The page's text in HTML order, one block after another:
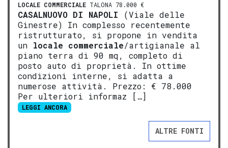
LOCALE COMMERCIALE TALONA 78.000 €
CASALNUOVO DI NAPOLI (Viale delle
Ginestre) In complesso recentemente
ristrutturato, si propone in vendita
un locale commerciale/artigianale al
piano terra di 90 mq, completo di
posto auto di proprietà. In ottime
condizioni interne, si adatta a
numerose attività. Prezzo: € 78.000
Per ulteriori informaz […]
LEGGI ANCORA
ALTRE FONTI